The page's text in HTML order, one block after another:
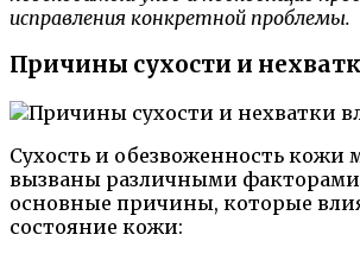
исправления конкретной проблемы.
Причины сухости и
Сухость и обезвоженность кожи
вызваны различными
основные причины, которые
состояние кожи: